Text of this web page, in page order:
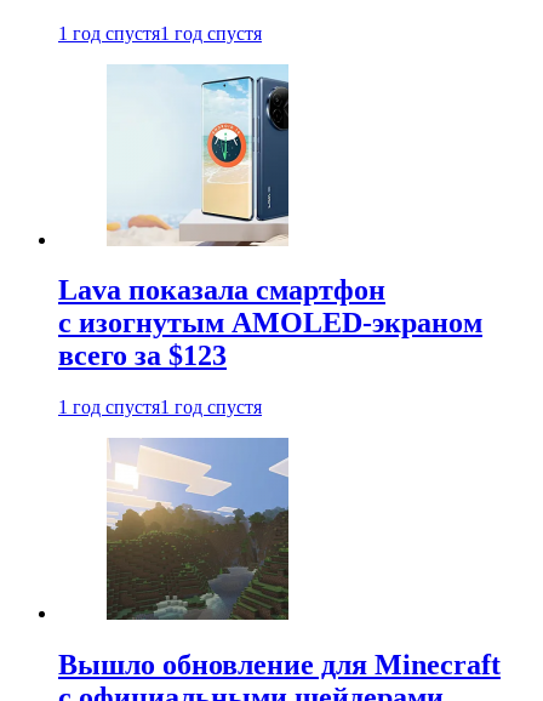
1 год спустя1 год спустя
Lava показала смартфон
с изогнутым AMOLED-экраном
всего за $123
1 год спустя1 год спустя
Вышло обновление для Minecraft